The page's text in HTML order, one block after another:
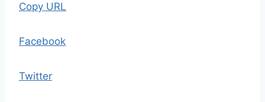
Copy URL
Facebook
Twitter